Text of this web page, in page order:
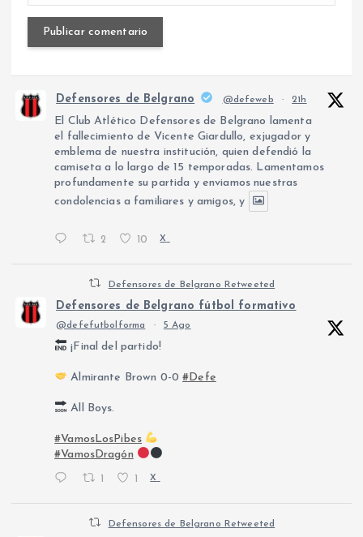
Defensores de Belgrano @defeweb · 21h
El Club Atlético Defensores de Belgrano lamenta
el fallecimiento de Vicente Giardullo, exjugador y
emblema de nuestra institución, quien defendió la
camiseta a lo largo de 15 temporadas. Lamentamos
profundamente su partida y enviamos nuestras
condolencias a familiares y amigos, y
2 10 X
Defensores de Belgrano Retweeted
Defensores de Belgrano fútbol formativo
@defefutbolforma · 5 Ago
¡Final del partido!
Almirante Brown 0-0#Defe
All Boys.
#VamosLosPibes
#VamosDragón
X
Defensores de Belgrano Retweeted